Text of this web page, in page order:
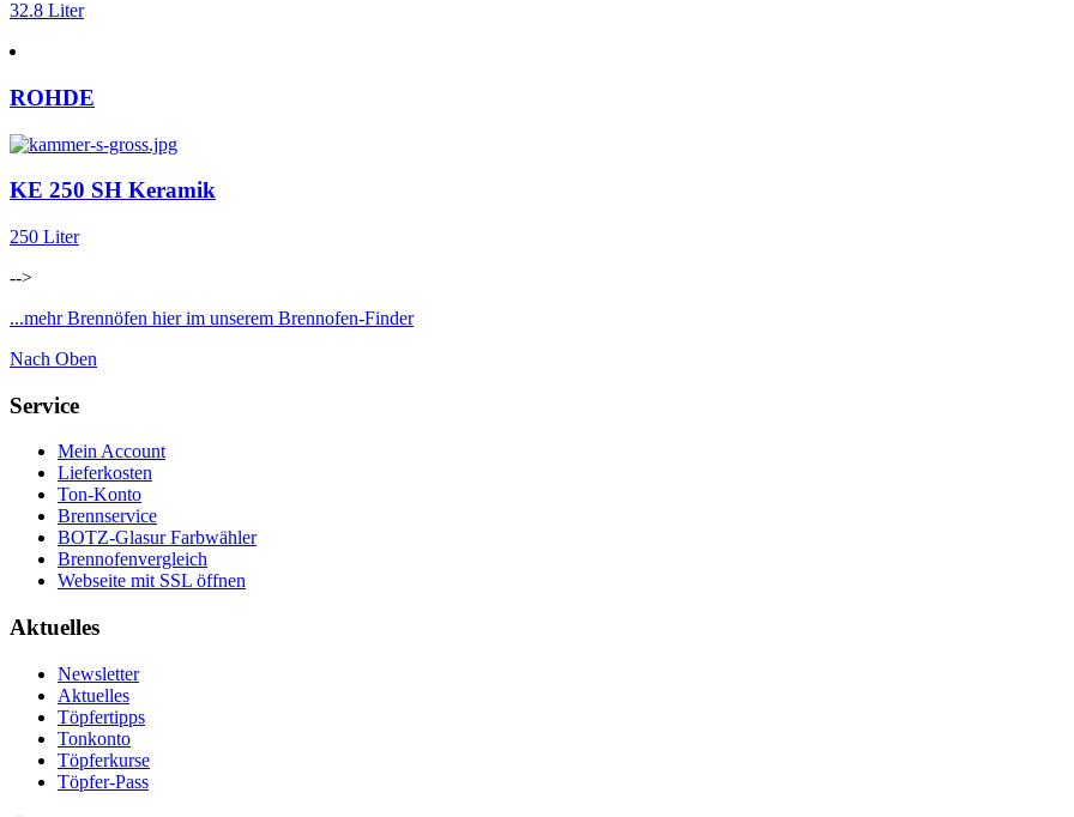
32.8 Liter
ROHDE
KE 250 SH Keramik
250 Liter
-->
...mehr Brennöfen hier im unserem Brennofen-Finder
Nach Oben
Service
Mein Account
Lieferkosten
Ton-Konto
Brennservice
BOTZ-Glasur Farbwähler
Brennofenvergleich
Webseite mit SSL öffnen
Aktuelles
Newsletter
Aktuelles
Töpfertipps
Tonkonto
Töpferkurse
Töpfer-Pass